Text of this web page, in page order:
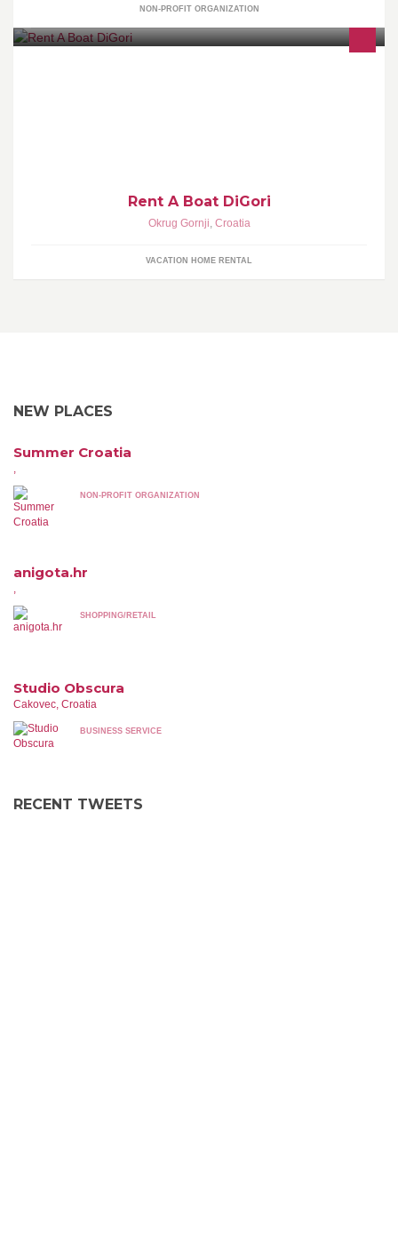
NON-PROFIT ORGANIZATION
Rent A Boat DiGori
Okrug Gornji, Croatia
VACATION HOME RENTAL
NEW PLACES
Summer Croatia
,
NON-PROFIT ORGANIZATION
anigota.hr
,
SHOPPING/RETAIL
Studio Obscura
Cakovec, Croatia
BUSINESS SERVICE
RECENT TWEETS